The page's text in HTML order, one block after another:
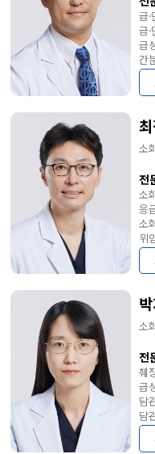
급
급
급
간
치
가
내
풍
소
전
소
응
소
위
소
전
췌
급
담
담
대